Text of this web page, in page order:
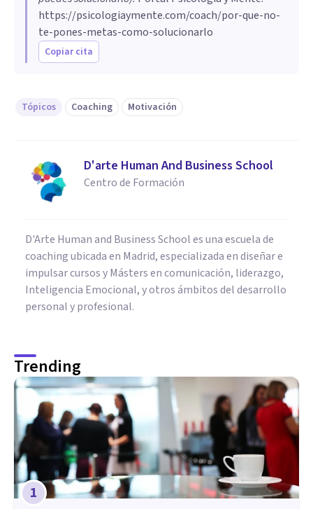
https://psicologiaymente.com/coach/por-que-no-
te-pones-metas-como-solucionarlo
Copiar cita
Tópicos Coaching Motivación
D'arte Human And Business School
Centro de Formación
D'Arte Human and Business School es una escuela de
coaching ubicada en Madrid, especializada en diseñar e
impulsar cursos y Másters en comunicación, liderazgo,
Inteligencia Emocional, y otros ámbitos del desarrollo
personal y profesional.
Trending
1